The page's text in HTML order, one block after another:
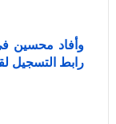
وأفاد محسين
رابط التسجيل